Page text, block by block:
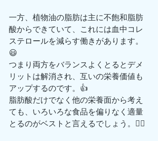
一方、植物油の脂肪は主に不飽和脂肪
酸からできていて、これには血中コレ
ステロールを減らす働きがあります。
😃
つまり両方をバランスよくとるとデメ
リットは解消され、互いの栄養価値も
アップするのです。👍
脂肪酸だけでなく他の栄養面から考え
ても、いろいろな食品を偏りなく適量
とるのがベストと言えるでしょう。🙋‍♂️